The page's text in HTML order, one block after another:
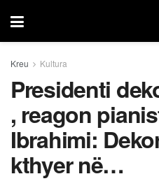
Kreu Kultura
Presidenti
, reagon
Ibrahimi:
kthyer në…